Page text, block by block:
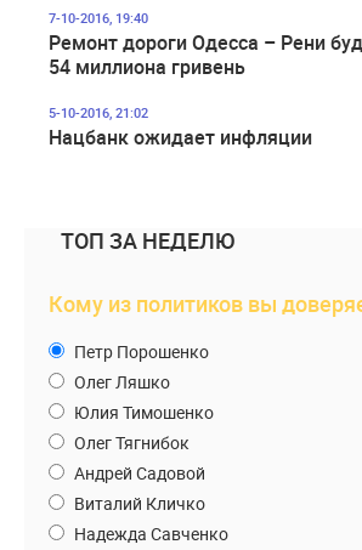
7-10-2016, 19:40
Ремонт дороги Одесса – Рени
54 миллиона гривень
5-10-2016, 21:02
Нацбанк ожидает инфляции
ТОП ЗА НЕДЕЛЮ
Кому из политиков вы
Петр Порошенко
Олег Ляшко
Юлия Тимошенко
Олег Тягнибок
Андрей Садовой
Виталий Кличко
Надежда Савченко